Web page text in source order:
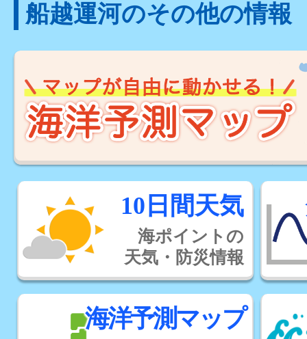
船越運河のその他の情報
10日間天気
海ポイントの
天気・防災情報
海洋予測マップ